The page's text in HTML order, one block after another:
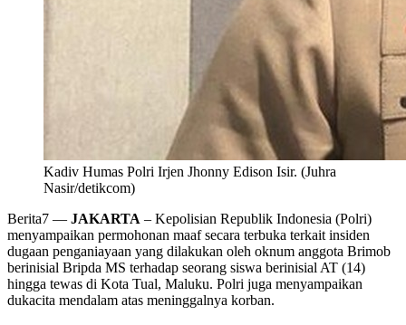
Kadiv Humas Polri Irjen Jhonny Edison Isir. (Juhra
Nasir/detikcom)
Berita7 — JAKARTA – Kepolisian Republik Indonesia (Polri)
menyampaikan permohonan maaf secara terbuka terkait insiden
dugaan penganiayaan yang dilakukan oleh oknum anggota Brimob
berinisial Bripda MS terhadap seorang siswa berinisial AT (14)
hingga tewas di Kota Tual, Maluku. Polri juga menyampaikan
dukacita mendalam atas meninggalnya korban.